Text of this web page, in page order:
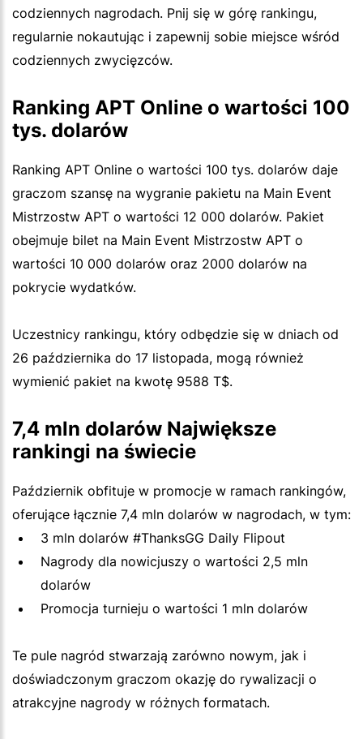
codziennych nagrodach. Pnij się w górę rankingu,
regularnie nokautując i zapewnij sobie miejsce wśród
codziennych zwycięzców.
Ranking APT Online o wartości 100
tys. dolarów
Ranking APT Online o wartości 100 tys. dolarów daje
graczom szansę na wygranie pakietu na Main Event
Mistrzostw APT o wartości 12 000 dolarów. Pakiet
obejmuje bilet na Main Event Mistrzostw APT o
wartości 10 000 dolarów oraz 2000 dolarów na
pokrycie wydatków.
Uczestnicy rankingu, który odbędzie się w dniach od
26 października do 17 listopada, mogą również
wymienić pakiet na kwotę 9588 T$.
7,4 mln dolarów Największe
rankingi na świecie
Październik obfituje w promocje w ramach rankingów,
oferujące łącznie 7,4 mln dolarów w nagrodach, w tym:
3 mln dolarów #ThanksGG Daily Flipout
Nagrody dla nowicjuszy o wartości 2,5 mln
dolarów
Promocja turnieju o wartości 1 mln dolarów
Te pule nagród stwarzają zarówno nowym, jak i
doświadczonym graczom okazję do rywalizacji o
atrakcyjne nagrody w różnych formatach.